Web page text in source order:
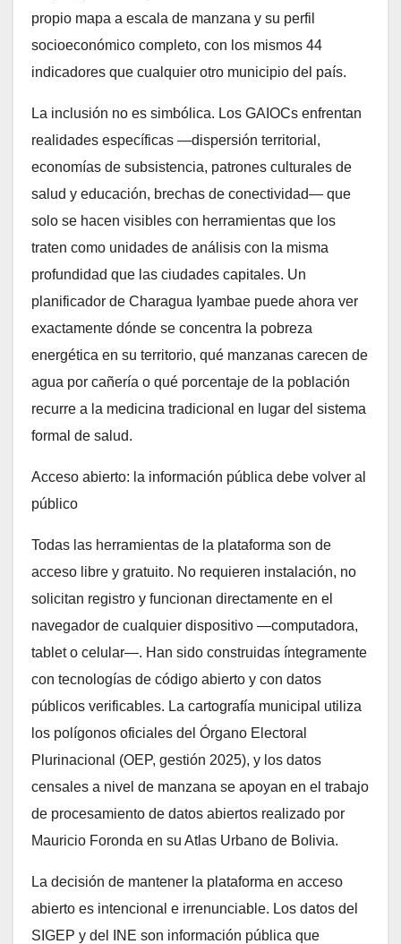
propio mapa a escala de manzana y su perfil
socioeconómico completo, con los mismos 44
indicadores que cualquier otro municipio del país.
La inclusión no es simbólica. Los GAIOCs enfrentan
realidades específicas —dispersión territorial,
economías de subsistencia, patrones culturales de
salud y educación, brechas de conectividad— que
solo se hacen visibles con herramientas que los
traten como unidades de análisis con la misma
profundidad que las ciudades capitales. Un
planificador de Charagua Iyambae puede ahora ver
exactamente dónde se concentra la pobreza
energética en su territorio, qué manzanas carecen de
agua por cañería o qué porcentaje de la población
recurre a la medicina tradicional en lugar del sistema
formal de salud.
Acceso abierto: la información pública debe volver al
público
Todas las herramientas de la plataforma son de
acceso libre y gratuito. No requieren instalación, no
solicitan registro y funcionan directamente en el
navegador de cualquier dispositivo —computadora,
tablet o celular—. Han sido construidas íntegramente
con tecnologías de código abierto y con datos
públicos verificables. La cartografía municipal utiliza
los polígonos oficiales del Órgano Electoral
Plurinacional (OEP, gestión 2025), y los datos
censales a nivel de manzana se apoyan en el trabajo
de procesamiento de datos abiertos realizado por
Mauricio Foronda en su Atlas Urbano de Bolivia.
La decisión de mantener la plataforma en acceso
abierto es intencional e irrenunciable. Los datos del
SIGEP y del INE son información pública que